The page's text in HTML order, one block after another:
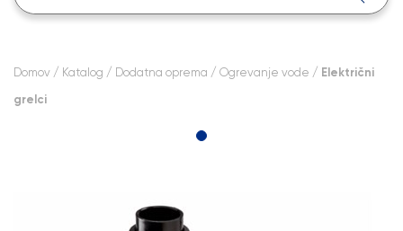
Domov / Katalog / Dodatna oprema / Ogrevanje vode / Električni
grelci